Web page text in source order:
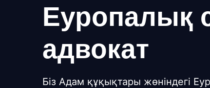
Еуропалық
адвокат
Біз Адам құқықтары жөніндегі